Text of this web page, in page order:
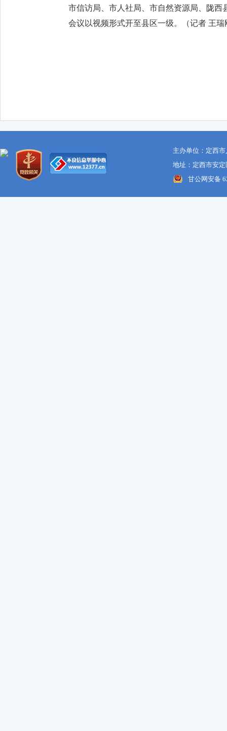
市信访局、市人社局、市自然资源局、陇西
会议以视频形式开至县区一级。（记者 王瑞
主办单位：定西
地址：定西市安
甘公网安备